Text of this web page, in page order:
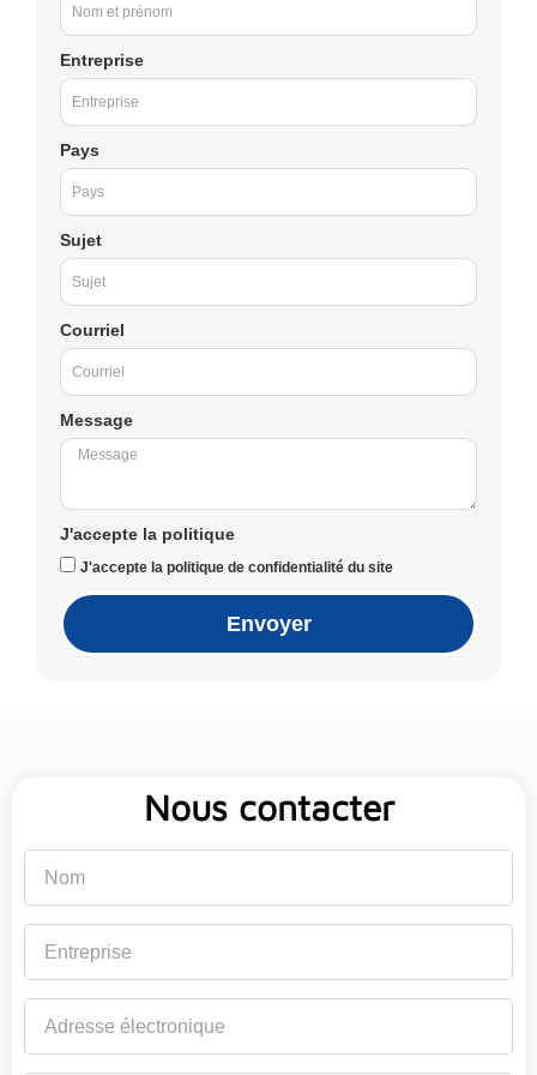
Entreprise
Pays
Sujet
Courriel
Message
J'accepte la politique
J'accepte la politique de confidentialité du site
Envoyer
Nous contacter
électronique